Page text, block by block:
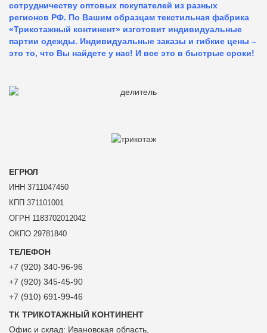
сотрудничеству оптовых покупателей из разных
регионов РФ. По Вашим образцам текстильная фабрика
«Трикотажный континент» изготовит индивидуальные
партии одежды. Индивидуальные заказы и гибкие цены –
это то, что Вы найдете у нас! И все это в быстрые сроки!
ЕГРЮЛ
ИНН 3711047450
КПП 371101001
ОГРН 1183702012042
ОКПО 29781840
ТЕЛЕФОН
+7 (920) 340-96-96
+7 (920) 345-45-90
+7 (910) 691-99-46
ТК ТРИКОТАЖНЫЙ КОНТИНЕНТ
Офис и склад: Ивановская область,